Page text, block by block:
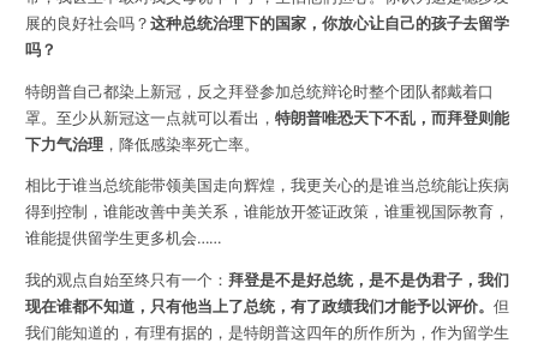
展的良好社会吗？ 这种总统治理下的国家，你放心让自己的孩子去留学
吗？
特朗普自己都染上新冠，反之拜登参加总统辩论时整个团队都戴着口
罩。至少从新冠这一点就可以看出， 特朗普唯恐天下不乱，而拜登则能
下力气治理，降低感染率死亡率。
相比于谁当总统能带领美国走向辉煌，我更关心的是谁当总统能让疾病
得到控制，谁能改善中美关系，谁能放开签证政策，谁重视国际教育，
谁能提供留学生更多机会……
我的观点自始至终只有一个： 拜登是不是好总统，是不是伪君子，我们
现在谁都不知道，只有他当上了总统，有了政绩我们才能予以评价。 但
我们能知道的，有理有据的，是特朗普这四年的所作所为，作为留学生